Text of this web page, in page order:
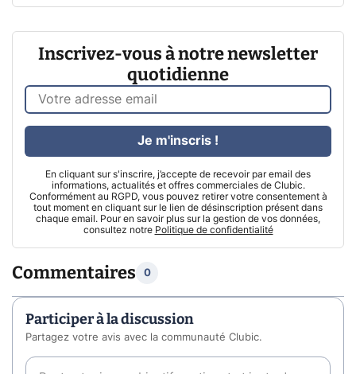
Inscrivez-vous à notre newsletter
quotidienne
En cliquant sur s'inscrire, j’accepte de recevoir par email des
informations, actualités et offres commerciales de Clubic.
Conformément au RGPD, vous pouvez retirer votre consentement à
tout moment en cliquant sur le lien de désinscription présent dans
chaque email. Pour en savoir plus sur la gestion de vos données,
consultez notre Politique de confidentialité
Je m'inscris !
Commentaires 0
Participer à la discussion
Partagez votre avis avec la communauté Clubic.